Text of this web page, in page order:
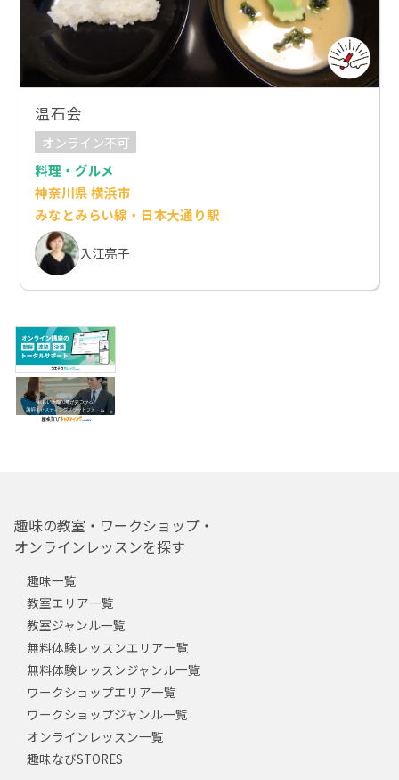
温石会
オンライン不可
料理・グルメ
神奈川県 横浜市
みなとみらい線・日本大通り駅
入江亮子
趣味の教室・ワークショップ・
オンラインレッスンを探す
趣味一覧
教室エリア一覧
教室ジャンル一覧
無料体験レッスンエリア一覧
無料体験レッスンジャンル一覧
ワークショップエリア一覧
ワークショップジャンル一覧
オンラインレッスン一覧
趣味なびSTORES